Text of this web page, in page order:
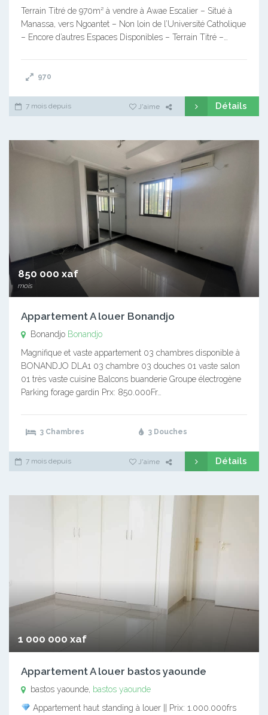
Terrain Titré de 970m² à vendre à Awae Escalier – Situé à
Manassa, vers Ngoantet – Non loin de l’Université Catholique
– Encore d’autres Espaces Disponibles – Terrain Titré –…
970
7 mois depuis J'aime Détails
850 000 xaf
mois
Appartement A louer Bonandjo
Bonandjo Bonandjo
Magnifique et vaste appartement 03 chambres disponible à
BONANDJO DLA1 03 chambre 03 douches 01 vaste salon
01 très vaste cuisine Balcons buanderie Groupe électrogène
Parking forage gardin Prx: 850.000Fr…
3 Chambres 3 Douches
7 mois depuis J'aime Détails
1 000 000 xaf
Appartement A louer bastos yaounde
bastos yaounde, bastos yaounde
Appartement haut standing à louer || Prix: 1.000.000frs